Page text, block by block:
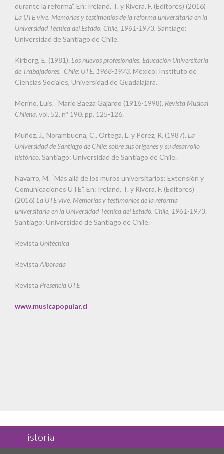
durante la reforma”. En: Ireland, T. y Rivera, F. (Editores) (2016)
La UTE vive. Memorias y testimonios de la reforma universitaria en la
Universidad Técnica del Estado. Chile, 1961-1973. Santiago:
Universidad de Santiago de Chile.
Kirberg, E. (1981). Los nuevos profesionales. Educación Universitaria
de Trabajadores. Chile: UTE, 1968-1973. México: Instituto de
Ciencias Sociales, Universidad de Guadalajara.
Merino, Luis. “Mario Baeza Gajardo (1916-1998), Revista Musical
Chilena, vol. 52, n° 190, pp. 125-126.
Muñoz, J., Norambuena, C., Ortega, L. y Pérez, R. (1987). La
Universidad de Santiago de Chile: sobre sus orígenes y su desarrollo
histórico. Santiago: Universidad de Santiago de Chile.
Navarro, M. “Más allá de los muros universitarios: Extensión y
Comunicaciones UTE”. En: Ireland, T. y Rivera, F. (Editores)
(2016) La UTE vive. Memorias y testimonios de la reforma
universitaria en la Universidad Técnica del Estado. Chile, 1961-1973.
Santiago: Universidad de Santiago de Chile.
Revista Unitécnica
Revista Alborada
Revista Presencia UTE
www.musicapopular.cl
Historia